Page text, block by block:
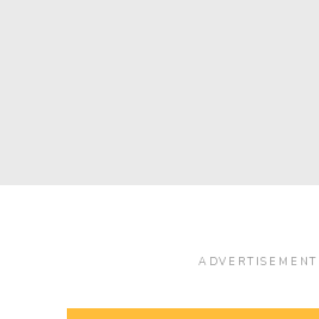
ADVERTISEMENT